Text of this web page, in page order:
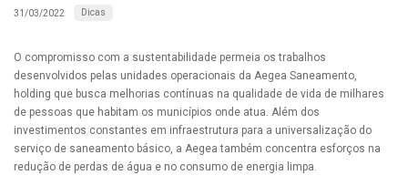
31/03/2022 Dicas
O compromisso com a sustentabilidade permeia os trabalhos
desenvolvidos pelas unidades operacionais da Aegea Saneamento,
holding que busca melhorias contínuas na qualidade de vida de milhares
de pessoas que habitam os municípios onde atua. Além dos
investimentos constantes em infraestrutura para a universalização do
serviço de saneamento básico, a Aegea também concentra esforços na
redução de perdas de água e no consumo de energia limpa.